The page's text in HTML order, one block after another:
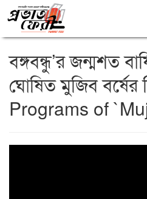
বঙ্গবন্ধু’র জন্মশত
ঘোষিত মুজিব বর্ষের
Programs of